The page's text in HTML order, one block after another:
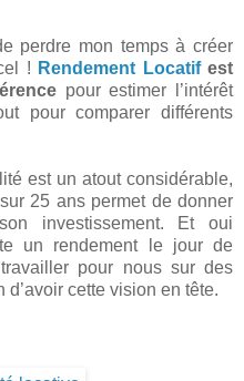
perdre mon temps à créer
! Rendement Locatifest
pour estimer l’intérêt
pour comparer différents
est un atout considérable,
25 ans permet de donner
investissement. Et oui
un rendement le jour de
pour nous sur des
cette vision en tête.